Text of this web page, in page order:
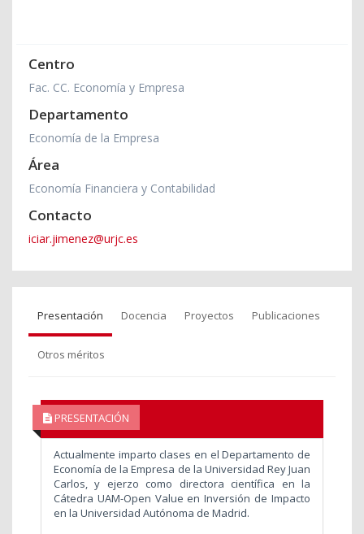
Centro
Fac. CC. Economía y Empresa
Departamento
Economía de la Empresa
Área
Economía Financiera y Contabilidad
Contacto
iciar.jimenez@urjc.es
Presentación Docencia Proyectos Publicaciones
Otros méritos
PRESENTACIÓN
Actualmente imparto clases en el Departamento de
Economía de la Empresa de la Universidad Rey Juan
Carlos, y ejerzo como directora científica en la
Cátedra UAM-Open Value en Inversión de Impacto
en la Universidad Autónoma de Madrid.